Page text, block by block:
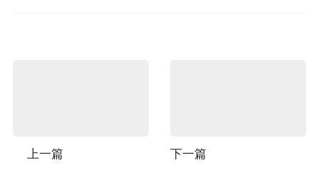
上一篇 下一篇